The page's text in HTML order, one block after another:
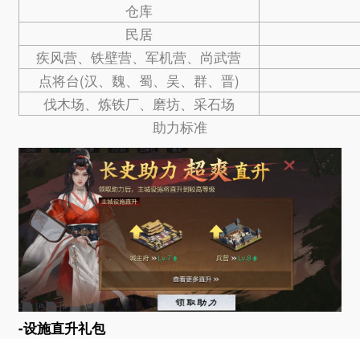
仓库
民居
疾风营、铁壁营、军机营、尚武营
点将台(汉、魏、蜀、吴、群、晋)
伐木场、炼铁厂、磨坊、采石场
助力标准
-设施直升礼包